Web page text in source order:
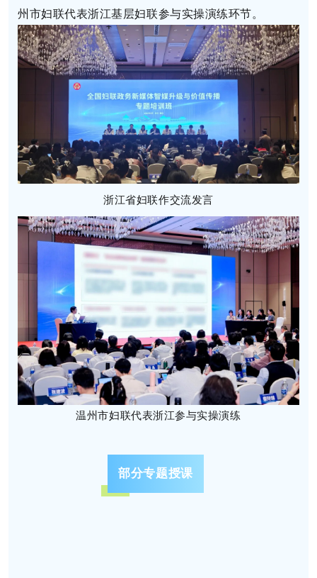
州市妇联代表浙江基层妇联参与实操演练环节。
浙江省妇联作交流发言
温州市妇联代表浙江参与实操演练
部分专题授课